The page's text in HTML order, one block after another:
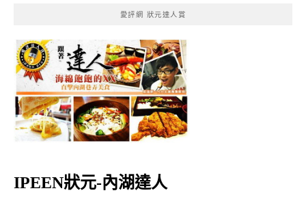
愛評網 狀元達人賞
IPEEN狀元-內湖達人